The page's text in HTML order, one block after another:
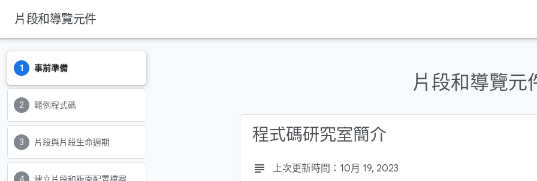
片段和導覽元件
事前準備
範例程式碼
片段與片段生命週期
片段和導覽元
程式碼研究室簡介
subject 上次更新時間：10月 19, 2023